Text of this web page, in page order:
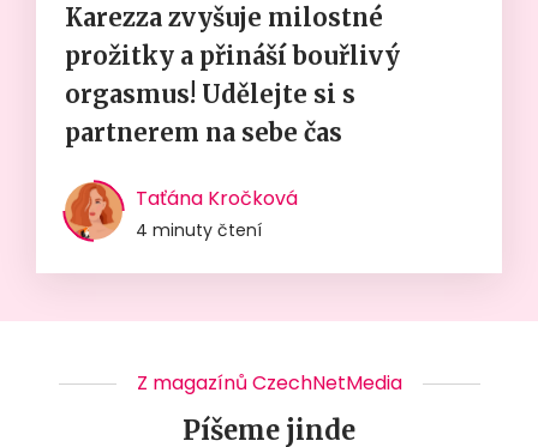
Karezza zvyšuje milostné
prožitky a přináší bouřlivý
orgasmus! Udělejte si s
partnerem na sebe čas
Taťána Kročková
4 minuty čtení
Z magazínů CzechNetMedia
Píšeme jinde